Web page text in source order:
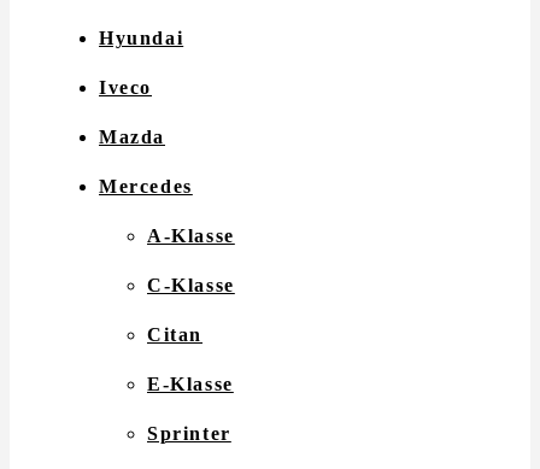
Hyundai
Iveco
Mazda
Mercedes
A-Klasse
C-Klasse
Citan
E-Klasse
Sprinter